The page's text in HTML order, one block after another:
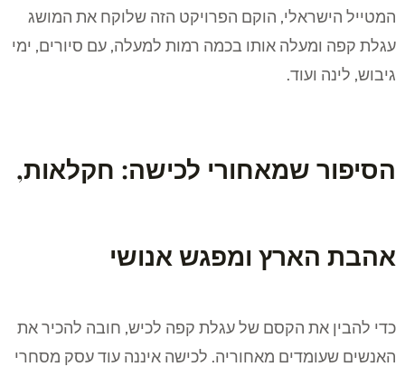
המטייל הישראלי, הוקם הפרויקט הזה שלוקח את המושג
עגלת קפה ומעלה אותו בכמה רמות למעלה, עם סיורים, ימי
גיבוש, לינה ועוד.
הסיפור שמאחורי לכישה: חקלאות,
אהבת הארץ ומפגש אנושי
כדי להבין את הקסם של עגלת קפה לכיש, חובה להכיר את
האנשים שעומדים מאחוריה. לכישה איננה עוד עסק מסחרי